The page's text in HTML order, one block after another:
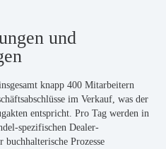
und
knapp 400 Mitarbeitern
im Verkauf, was der
entspricht. Pro Tag werden in
spezifischen Dealer-
Prozesse